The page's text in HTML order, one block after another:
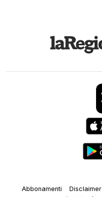
Abbonamenti Disclaimer